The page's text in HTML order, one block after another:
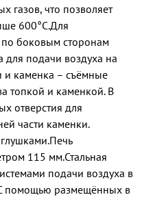
газов, что позволяет
600°C.Для
по боковым сторонам
для подачи воздуха на
и каменка – съёмные
топкой и каменкой. В
отверстия для
части каменки.
115 мм.Стальная
подачи воздуха в
помощью размещённых в